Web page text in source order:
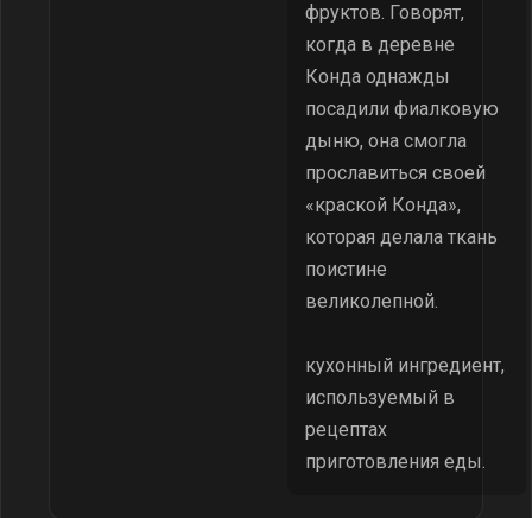
фруктов. Говорят,
когда в деревне
Конда однажды
посадили фиалковую
дыню, она смогла
прославиться своей
«краской Конда»,
которая делала ткань
поистине
великолепной.
кухонный ингредиент,
используемый в
рецептах
приготовления еды.